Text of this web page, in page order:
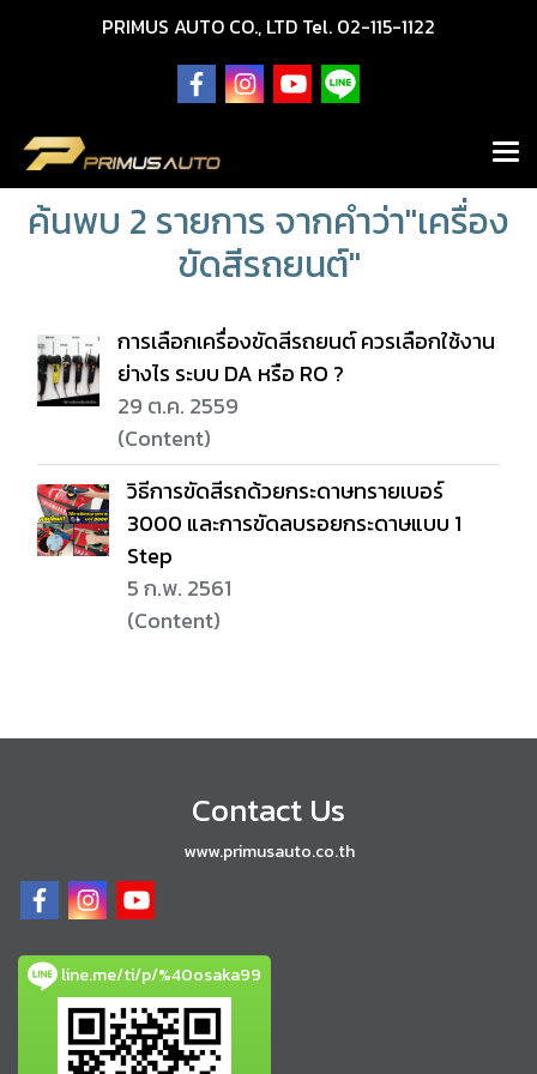
PRIMUS AUTO CO., LTD Tel. 02-115-1122
ค้นพบ 2 รายการ จากคำว่า"เครื่อง
ขัดสีรถยนต์"
การเลือกเครื่องขัดสีรถยนต์ ควรเลือกใช้งาน
ย่างไร ระบบ DA หรือ RO ?
29 ต.ค. 2559
(Content)
วิธีการขัดสีรถด้วยกระดาษทรายเบอร์
3000 และการขัดลบรอยกระดาษแบบ 1
Step
5 ก.พ. 2561
(Content)
Contact Us
www.primusauto.co.th
line.me/ti/p/%40osaka99